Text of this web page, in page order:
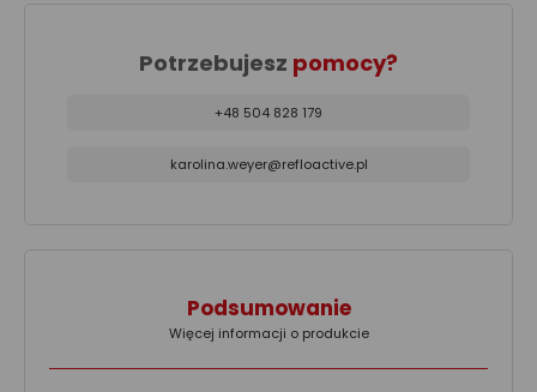
Potrzebujesz pomocy?
+48 504 828 179
karolina.weyer@refloactive.pl
Podsumowanie
Więcej informacji o produkcie